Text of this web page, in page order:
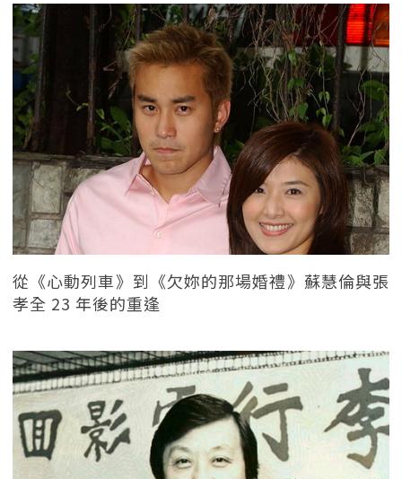
從《心動列車》到《欠妳的那場婚禮》蘇慧倫與張
孝全 23 年後的重逢